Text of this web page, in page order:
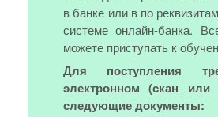
в банке или в по
системе онлайн-банка.
можете приступать к
Для поступления
электронном (скан
следующие документы: